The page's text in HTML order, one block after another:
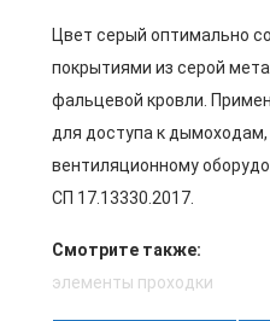
Цвет серый оптимально
покрытиями из серой
фальцевой кровли.
для доступа к
вентиляционному
СП 17.13330.2017.
Смотрите также:
элементы проходки